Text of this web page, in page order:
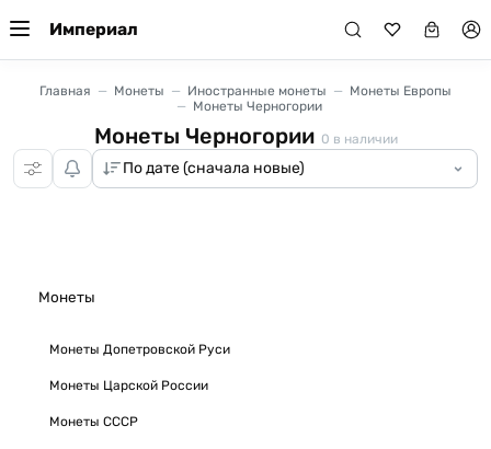
Империал
Монеты
Монеты Допетровской Руси
Монеты Царской России
Монеты СССР
Главная Монеты Иностранные монеты
Монеты Европы
Монеты Черногории
Монеты Черногории 0 в наличии